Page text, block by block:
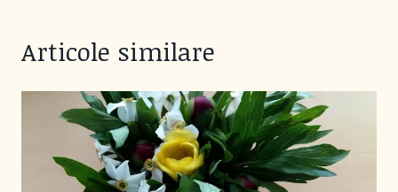
Articole similare